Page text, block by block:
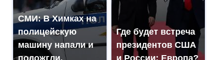
СМИ: В Химках на
полицейскую
машину напали и
подожгли.
Где будет встреча
президентов США
и России: Европа?